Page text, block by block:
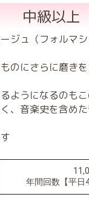
中級以上
ジュ（フォルマシ
のにさらに磨き
ようになるのもこ
、音楽史を含め
年間回数【平日